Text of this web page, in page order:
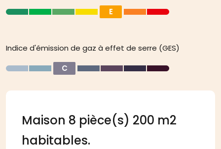
E
Indice d'émission de gaz à effet de serre (GES)
C
Maison 8 pièce(s) 200 m2
habitables.